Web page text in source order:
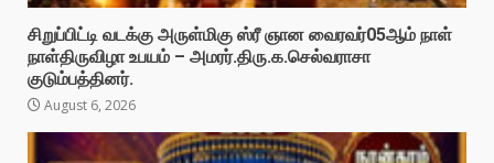
சிறுப்பிட்டி வடக்கு அருள்மிகு ஸ்ரீ ஞான வைரவர்05ஆம் நாள்
நாள்திருவிழா உபயம் – அமரர்.திரு.க.செல்வராசா
குடும்பத்தினர்.
August 6, 2026